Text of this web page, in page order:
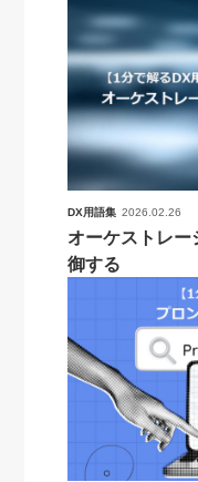
DX用語集 2026.02.26
オーケストレー
御する